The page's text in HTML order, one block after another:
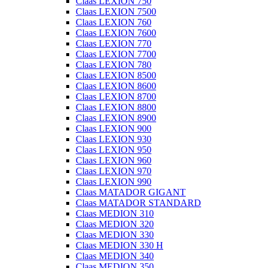
Claas LEXION 7500
Claas LEXION 760
Claas LEXION 7600
Claas LEXION 770
Claas LEXION 7700
Claas LEXION 780
Claas LEXION 8500
Claas LEXION 8600
Claas LEXION 8700
Claas LEXION 8800
Claas LEXION 8900
Claas LEXION 900
Claas LEXION 930
Claas LEXION 950
Claas LEXION 960
Claas LEXION 970
Claas LEXION 990
Claas MATADOR GIGANT
Claas MATADOR STANDARD
Claas MEDION 310
Claas MEDION 320
Claas MEDION 330
Claas MEDION 330 H
Claas MEDION 340